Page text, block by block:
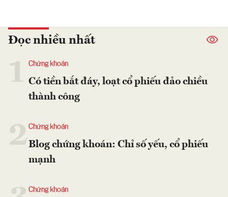
Đọc nhiều nhất
Chứng khoán
Có tiền bắt đáy, loạt cổ phiếu đảo chiều
thành công
2Chứng khoán
Blog chứng khoán: Chỉ số yếu, cổ phiếu
mạnh
Chứng khoán